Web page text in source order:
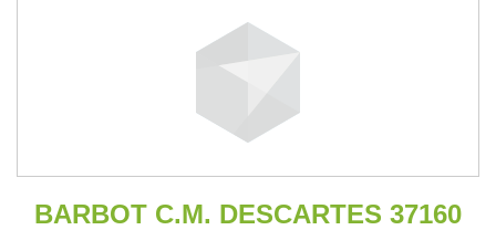
BARBOT C.M. DESCARTES 37160